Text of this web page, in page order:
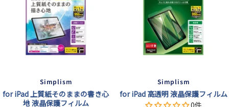
Simplism
for iPad 上質紙そのままの書き心
地 液晶保護フィルム
Simplism
for iPad 高透明 液晶保護フィルム